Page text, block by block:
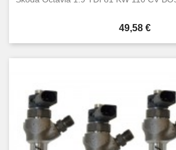
Prezzo
49,58 €